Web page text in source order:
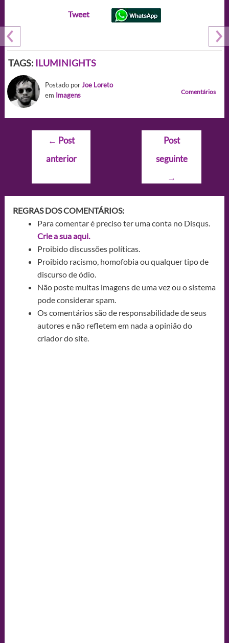
Tweet
TAGS: ILUMINIGHTS
Postado porJoe Loreto
em Imagens Comentários
Navegação
Post
← Post
anterior
Post
seguinte
→
REGRAS DOS COMENTÁRIOS:
Para comentar é preciso ter uma conta no Disqus.
Crie a sua aqui.
Proibido discussões políticas.
Proibido racismo, homofobia ou qualquer tipo de
discurso de ódio.
Não poste muitas imagens de uma vez ou o sistema
pode considerar spam.
Os comentários são de responsabilidade de seus
autores e não refletem em nada a opinião do
criador do site.